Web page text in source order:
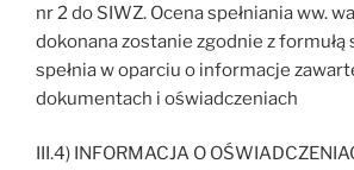
nr 2 do SIWZ. Ocena spełniania ww.
dokonana zostanie zgodnie z formułą
spełnia w oparciu o informacje
dokumentach i oświadczeniach
III.4) INFORMACJA O